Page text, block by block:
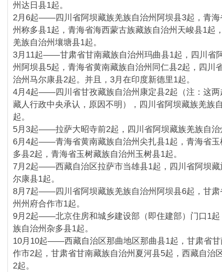
州达日县1起。
2月6起——四川省阿坝藏族羌族自治州阿坝县3起， 青海
州称多县1起， 青海省海西蒙古族藏族自治州天峻县1起
羌族自治州壤塘县1起。
3月11起——甘肃省甘南藏族自治州玛曲县1起， 四川省
州阿坝县5起， 青海省黄南藏族自治州同仁县2起， 四川
治州马尔康县2起。并且， 3月在印度新德里1起。
4月4起——四川省甘孜藏族自治州康定县2起（注： 这两
藏人行政中央承认，原因不明）， 四川省阿坝藏族羌族
起。
5月3起——拉萨大昭寺前2起， 四川省阿坝藏族羌族自
6月4起——青海省黄南藏族自治州尖扎县1起， 青海省
多县2起， 青海省玉树藏族自治州玉树县1起。
7月2起——西藏自治区拉萨市当雄县1起， 四川省阿坝
尔康县1起。
8月7起——四川省阿坝藏族羌族自治州阿坝县6起， 甘肃
州州府合作市1起。
9月2起——北京住房和城乡建设部（即住建部）门口1起
族自治州杂多县1起。
10月10起——西藏自治区那曲地区那曲县1起， 甘肃省
作市2起， 甘肃省甘南藏族自治州夏河县5起， 西藏自治
2起。